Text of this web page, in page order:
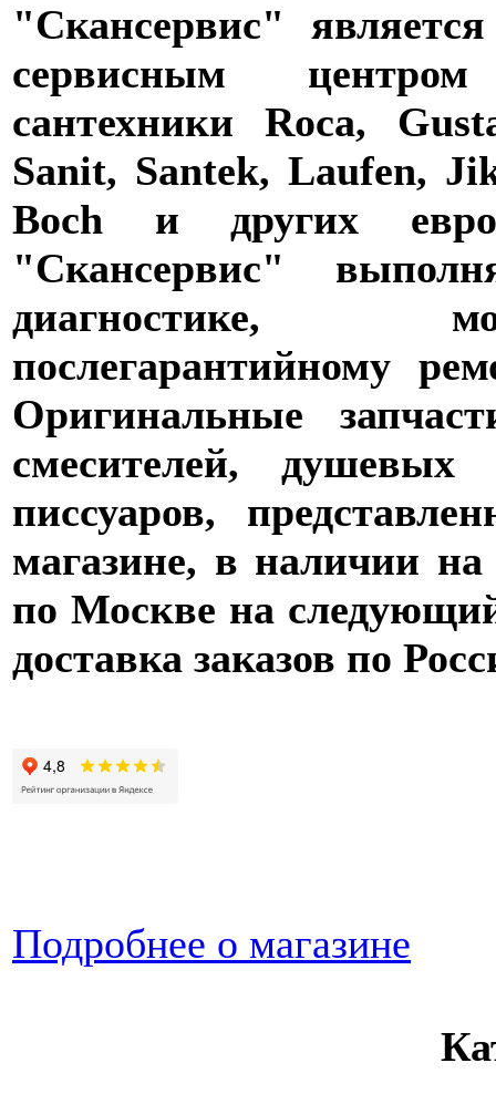
"Скансервис"
сервисным
сантехники Roca,
Sanit, Santek, Laufen,
Boch и других
"Скансервис"
диагностике,
послегарантийному
Оригинальные
смесителей, душевых
писсуаров,
магазине, в наличии на
по Москве на
доставка заказов по
Подробнее о магазине